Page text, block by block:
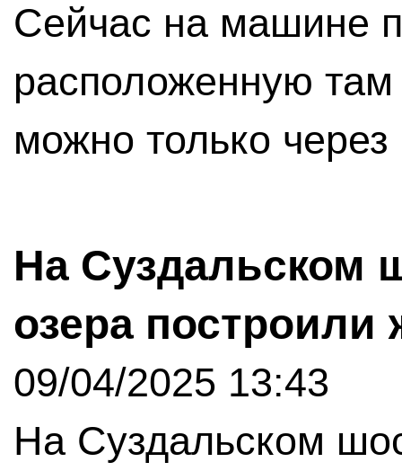
Сейчас на машине
расположенную
можно только
На Суздальском
озера
09/04/2025 13:43
На Суздальском